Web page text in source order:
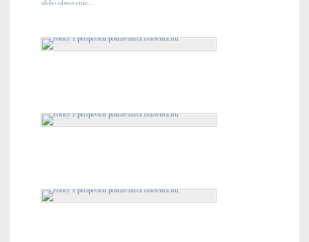
alebo obnovenie...